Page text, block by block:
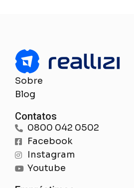
Sobre
Blog
Contatos
0800 042 0502
Facebook
Instagram
Youtube